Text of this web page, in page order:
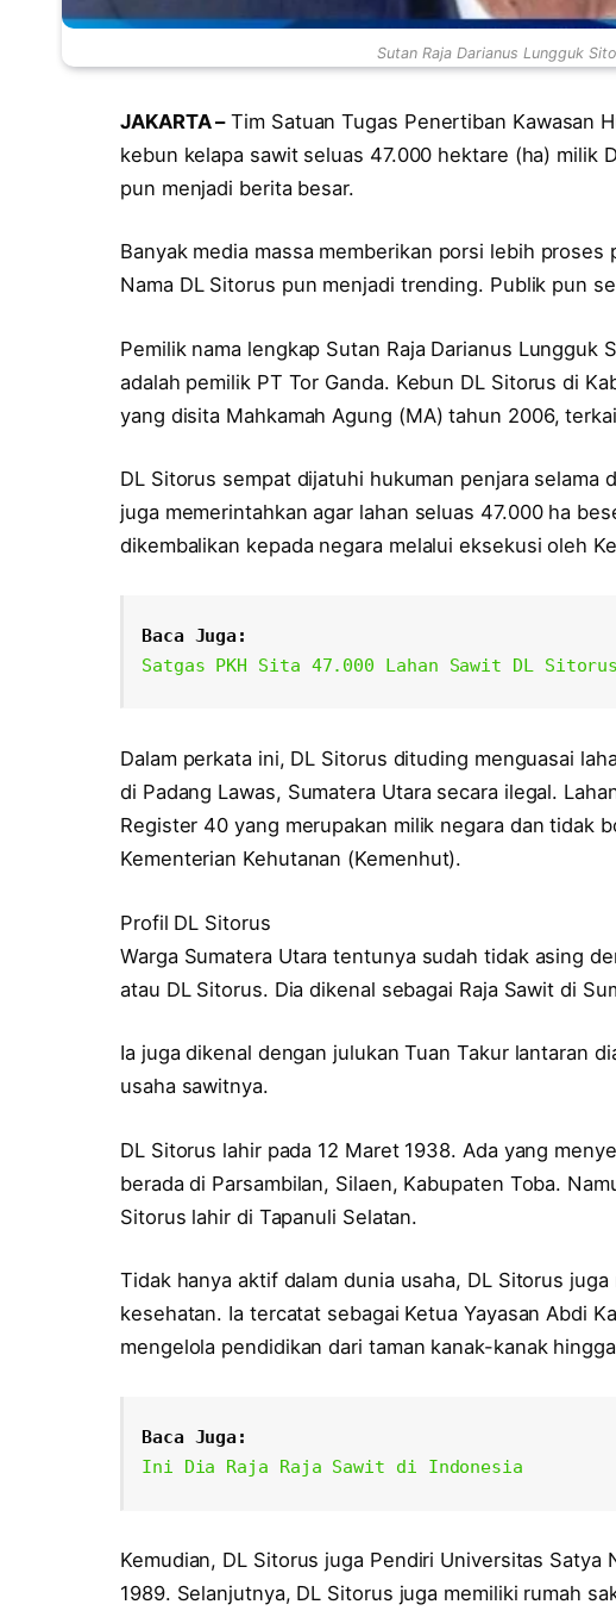
Sutan Raja Darianus Lungguk
JAKARTA –Tim Satuan Tugas Penertiban Kawasan
kebun kelapa sawit seluas 47.000 hektare (ha) milik
pun menjadi berita besar.
Banyak media massa memberikan porsi lebih
Nama DL Sitorus pun menjadi trending. Publik pun
Pemilik nama lengkap Sutan Raja Darianus Lungguk
adalah pemilik PT Tor Ganda. Kebun DL Sitorus di
yang disita Mahkamah Agung (MA) tahun 2006,
DL Sitorus sempat dijatuhi hukuman penjara selama
juga memerintahkan agar lahan seluas 47.000 ha
dikembalikan kepada negara melalui eksekusi oleh
Baca Juga:
Satgas PKH Sita 47.000 Lahan Sawit DL
Dalam perkata ini, DL Sitorus dituding menguasai
di Padang Lawas, Sumatera Utara secara ilegal.
Register 40 yang merupakan milik negara dan tidak
Kementerian Kehutanan (Kemenhut).
Profil DL Sitorus
Warga Sumatera Utara tentunya sudah tidak asing
atau DL Sitorus. Dia dikenal sebagai Raja Sawit di
Ia juga dikenal dengan julukan Tuan Takur lantaran
usaha sawitnya.
DL Sitorus lahir pada 12 Maret 1938. Ada yang
berada di Parsambilan, Silaen, Kabupaten Toba.
Sitorus lahir di Tapanuli Selatan.
Tidak hanya aktif dalam dunia usaha, DL Sitorus
kesehatan. Ia tercatat sebagai Ketua Yayasan Abdi
mengelola pendidikan dari taman kanak-kanak
Baca Juga:
Ini Dia Raja Raja Sawit di Indonesia
Kemudian, DL Sitorus juga Pendiri Universitas Satya
1989. Selanjutnya, DL Sitorus juga memiliki rumah